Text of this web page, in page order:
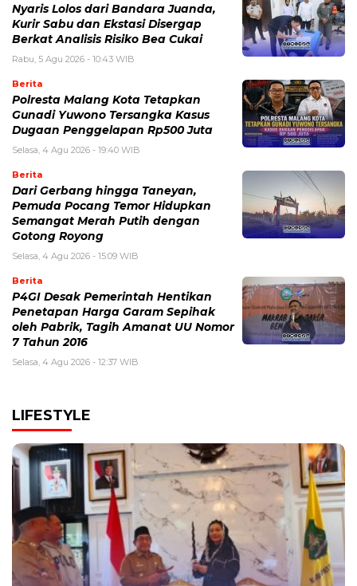
Nyaris Lolos dari Bandara Juanda,
Kurir Sabu dan Ekstasi Disergap
Berkat Analisis Risiko Bea Cukai
Rabu, 5 Agu 2026 - 10:43 WIB
Berita
Polresta Malang Kota Tetapkan
Gunadi Yuwono Tersangka Kasus
Dugaan Penggelapan Rp500 Juta
Selasa, 4 Agu 2026 - 19:40 WIB
Berita
Dari Gerbang hingga Taneyan,
Pemuda Pocang Temor Hidupkan
Semangat Merah Putih dengan
Gotong Royong
Selasa, 4 Agu 2026 - 15:09 WIB
Berita
P4GI Desak Pemerintah Hentikan
Penetapan Harga Garam Sepihak
oleh Pabrik, Tagih Amanat UU Nomor
7 Tahun 2016
Selasa, 4 Agu 2026 - 12:37 WIB
LIFESTYLE